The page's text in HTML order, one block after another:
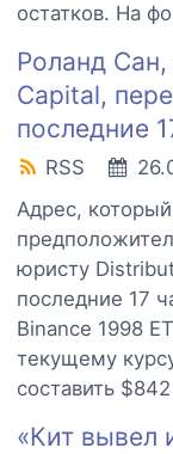
остатков. На
Роланд
Capital,
последние
RSS
Адрес,
юристу
последние 17
Binance 1998
текущему
составить
«Кит вывел